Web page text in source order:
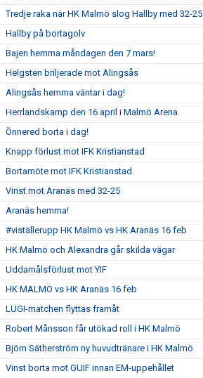
Tredje raka när HK Malmö slog Hallby med 32-25
Hallby på bortagolv
Bajen hemma måndagen den 7 mars!
Helgsten briljerade mot Alingsås
Alingsås hemma väntar i dag!
Herrlandskamp den 16 april i Malmö Arena
Önnered borta i dag!
Knapp förlust mot IFK Kristianstad
Bortamöte mot IFK Kristianstad
Vinst mot Aranäs med 32-25
Aranäs hemma!
#viställerupp HK Malmö vs HK Aranäs 16 feb
HK Malmö och Alexandra går skilda vägar
Uddamålsförlust mot YIF
HK MALMÖ vs HK Aranäs 16 feb
LUGI-matchen flyttas framåt
Robert Månsson får utökad roll i HK Malmö
Björn Sätherström ny huvudtränare i HK Malmö
Vinst borta mot GUIF innan EM-uppehållet